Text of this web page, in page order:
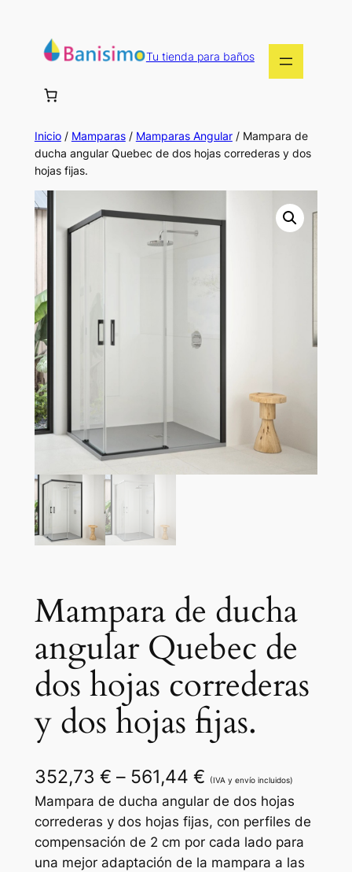
contenido
Tu tienda para baños
Inicio/ Mamparas/ Mamparas Angular/ Mampara de
ducha angular Quebec de dos hojas correderas y dos
hojas fijas.
Mampara de ducha
angular Quebec de
dos hojas correderas
y dos hojas fijas.
352,73 € – 561,44 €R
a
n
g
(IVA y envío incluidos)
Mampara de ducha angular de dos hojas
correderas y dos hojas fijas, con perfiles de
compensación de 2 cm por cada lado para
una mejor adaptación de la mampara a las